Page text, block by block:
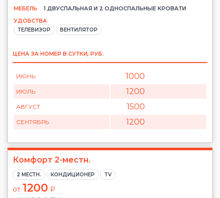
МЕБЕЛЬ
1 ДВУСПАЛЬНАЯ И 2 ОДНОСПАЛЬНЫЕ КРОВАТИ
УДОБСТВА
ТЕЛЕВИЗОР ВЕНТИЛЯТОР
ЦЕНА ЗА НОМЕР В СУТКИ, РУБ.
ИЮНЬ 1000
ИЮЛЬ 1200
АВГУСТ 1500
СЕНТЯБРЬ 1200
Комфорт 2-местн.
2 МЕСТН. КОНДИЦИОНЕР TV
от 1200 ₽